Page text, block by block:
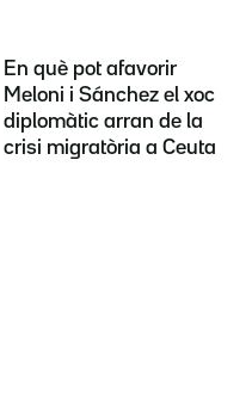
En què pot afavorir
Meloni i Sánchez el xoc
diplomàtic arran de la
crisi migratòria a Ceuta